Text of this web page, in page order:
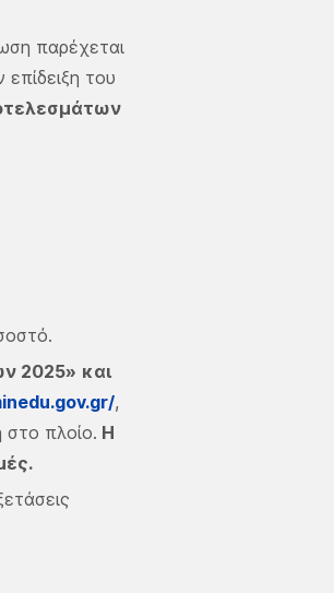
παρέχεται
του
2025» και
,
στο πλοίο. Η